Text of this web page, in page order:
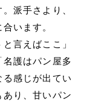
派手さより、
います。
言えばここ」
名護はパン屋多
感じが出てい
り、甘いパン